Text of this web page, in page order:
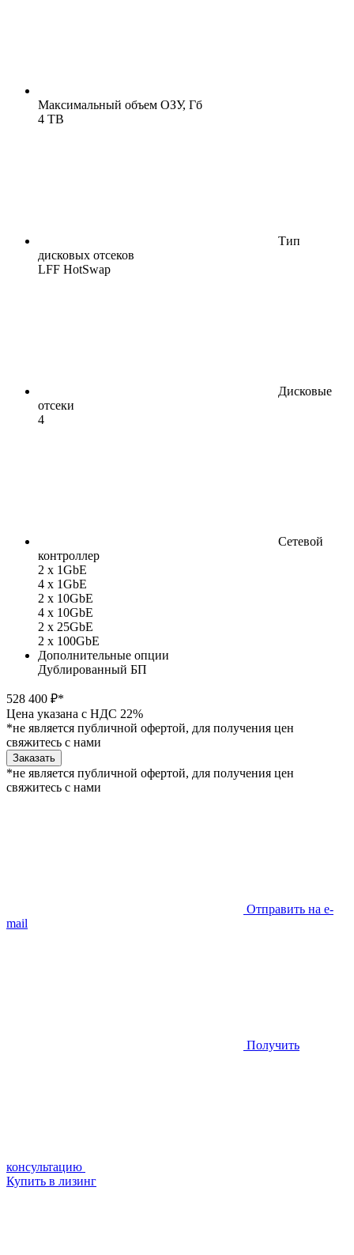
Максимальный объем ОЗУ, Гб
4 TB
Тип
дисковых отсеков
LFF HotSwap
Дисковые
отсеки
4
Сетевой
контроллер
2 x 1GbE
4 x 1GbE
2 x 10GbE
4 x 10GbE
2 x 25GbE
2 x 100GbE
Дополнительные опции
Дублированный БП
528 400 ₽*
Цена указана с НДС 22%
*не является публичной офертой, для получения цен
свяжитесь с нами
Заказать
*не является публичной офертой, для получения цен
свяжитесь с нами
Отправить на e-
mail
Получить
консультацию
Купить в лизинг